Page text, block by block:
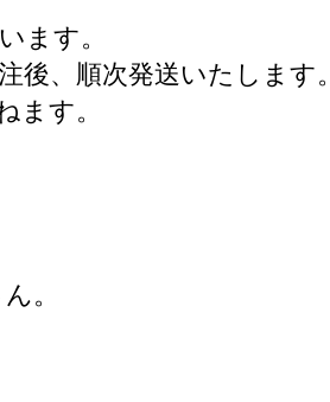
ます。
、順次発送いたします。
ます。
。